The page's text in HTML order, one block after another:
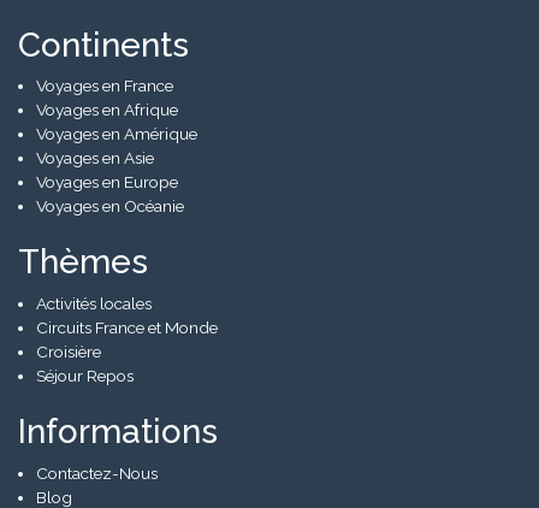
Continents
Voyages en France
Voyages en Afrique
Voyages en Amérique
Voyages en Asie
Voyages en Europe
Voyages en Océanie
Thèmes
Activités locales
Circuits France et Monde
Croisière
Séjour Repos
Informations
Contactez-Nous
Blog